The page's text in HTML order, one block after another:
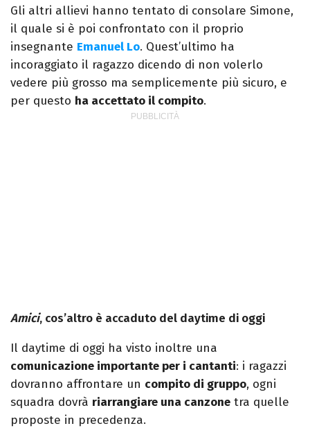
Gli altri allievi hanno tentato di consolare Simone,
il quale si è poi confrontato con il proprio
insegnante Emanuel Lo. Quest’ultimo ha
incoraggiato il ragazzo dicendo di non volerlo
vedere più grosso ma semplicemente più sicuro, e
per questo ha accettato il compito.
Amici, cos’altro è accaduto del daytime di oggi
Il daytime di oggi ha visto inoltre una
comunicazione importante per i cantanti: i ragazzi
dovranno affrontare un compito di gruppo, ogni
squadra dovrà riarrangiare una canzone tra quelle
proposte in precedenza.